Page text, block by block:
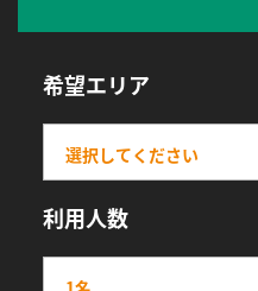
希望エリア
利用人数